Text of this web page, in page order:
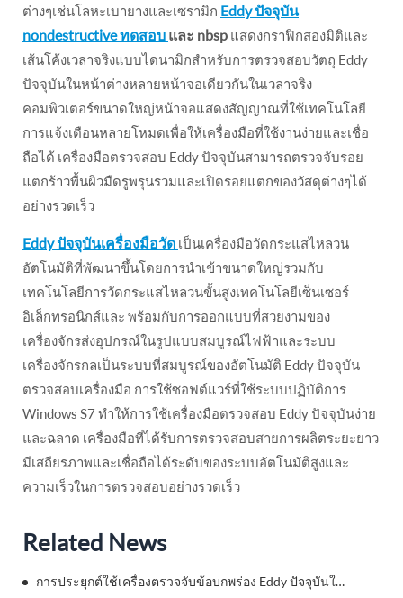
ต่างๆเช่นโลหะเบายางและเซรามิก Eddy ปัจจุบัน
nondestructive ทดสอบ และ nbsp แสดงกราฟิกสองมิติและ
เส้นโค้งเวลาจริงแบบไดนามิกสำหรับการตรวจสอบวัตถุ Eddy
ปัจจุบันในหน้าต่างหลายหน้าจอเดียวกันในเวลาจริง
คอมพิวเตอร์ขนาดใหญ่หน้าจอแสดงสัญญาณที่ใช้เทคโนโลยี
การแจ้งเตือนหลายโหมดเพื่อให้เครื่องมือที่ใช้งานง่ายและเชื่อ
ถือได้ เครื่องมือตรวจสอบ Eddy ปัจจุบันสามารถตรวจจับรอย
แตกร้าวพื้นผิวมืดรูพรุนรวมและเปิดรอยแตกของวัสดุต่างๆได้
อย่างรวดเร็ว
Eddy ปัจจุบันเครื่องมือวัด เป็นเครื่องมือวัดกระแสไหลวน
อัตโนมัติที่พัฒนาขึ้นโดยการนำเข้าขนาดใหญ่รวมกับ
เทคโนโลยีการวัดกระแสไหลวนขั้นสูงเทคโนโลยีเซ็นเซอร์
อิเล็กทรอนิกส์และ พร้อมกับการออกแบบที่สวยงามของ
เครื่องจักรส่งอุปกรณ์ในรูปแบบสมบูรณ์ไฟฟ้าและระบบ
เครื่องจักรกลเป็นระบบที่สมบูรณ์ของอัตโนมัติ Eddy ปัจจุบัน
ตรวจสอบเครื่องมือ การใช้ซอฟต์แวร์ที่ใช้ระบบปฏิบัติการ
Windows S7 ทำให้การใช้เครื่องมือตรวจสอบ Eddy ปัจจุบันง่าย
และฉลาด เครื่องมือที่ได้รับการตรวจสอบสายการผลิตระยะยาว
มีเสถียรภาพและเชื่อถือได้ระดับของระบบอัตโนมัติสูงและ
ความเร็วในการตรวจสอบอย่างรวดเร็ว
Related News
การประยุกต์ใช้เครื่องตรวจจับข้อบกพร่อง Eddy ปัจจุบันในการทดสอบความไม่ทำลายรถยนต์